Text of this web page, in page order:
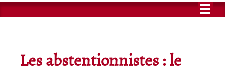
Les abstentionnistes : le